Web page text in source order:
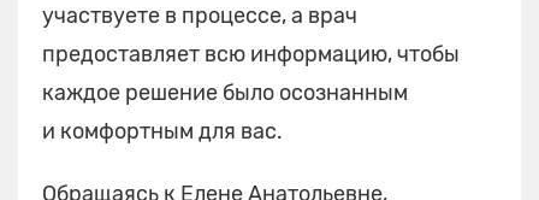
участвуете в процессе, а врач
предоставляет всю информацию, чтобы
каждое решение было осознанным
и комфортным для вас.
Обращаясь к Елене Анатольевне,